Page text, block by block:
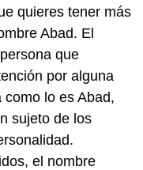
quieres tener más
Abad. El
que
por alguna
lo es Abad,
sujeto de los
el nombre